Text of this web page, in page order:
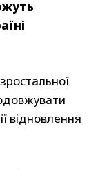
відновлення